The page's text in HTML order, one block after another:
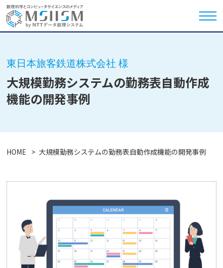
東日本旅客鉄道株式会社 様
大規模勤務システムの勤務表自動作成
機能の開発事例
HOME 大規模勤務システムの勤務表自動作成機能の開発事例